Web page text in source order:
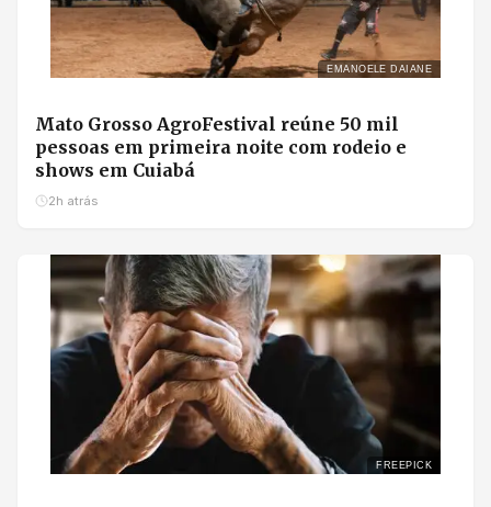
EMANOELE DAIANE
Mato Grosso AgroFestival reúne 50 mil
pessoas em primeira noite com rodeio e
shows em Cuiabá
2h atrás
FREEPICK